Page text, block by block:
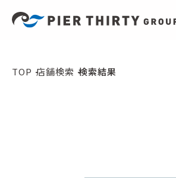
TOP 店舗検索 検索結果